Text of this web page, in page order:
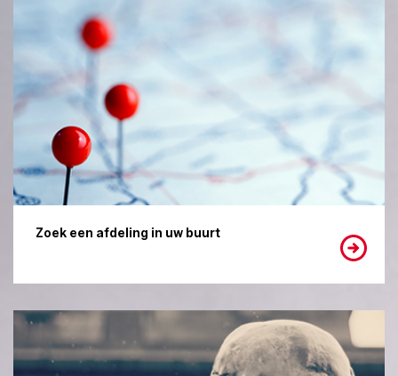
Zoek een afdeling in uw buurt